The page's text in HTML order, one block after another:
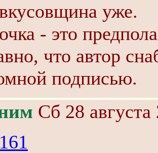
уже.
- это
что автор
подписью.
Сб 28